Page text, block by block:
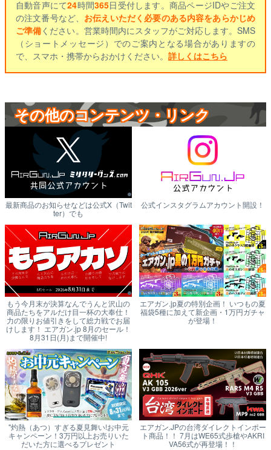
自動音声にて24時間365日受付します。商品ページIDやご注文
の注文番号など、 お伝えいただく必要のある内容をあらかじめ
ご準備ください。営業時間内にスタッフがご対応します。SMS
（ショートメッセージ）でのご案内となる場合がありますの
で、スマホ・携帯からおかけください。 詳しくはこちら
その他のコンテンツ・リンク
最新商品のお知らせなどは公式X（Twit
ter）でも
公式インスタグラムアカウント開設！
もう今月末が決算なんでうんと沢山の
商品たちをアルだけ目一杯の大奉仕！
力の限りお値引きをして総力戦でお届
けします！ エアガン.jp 8月のセール！
8月31日(月)まで開催中!
エアガン.jp夏の特別企画！ いつもの夏
福袋5種に加えて新企画・1万円ガチャ
が登場！
"灼熱（あつ）すぎる夏見舞い!お中元
キャンペーン！3万円以上お売りいた
だいた方に選べるプレゼント
エアガン.JPの台湾ダイレクトインポー
ト商品！！ 7月はWE65式歩槍やAKRI
VA56式が再登場！！